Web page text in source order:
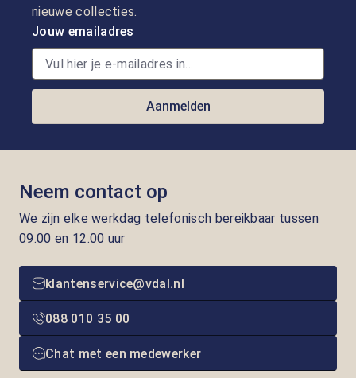
nieuwe collecties.
Jouw emailadres
Aanmelden
Neem contact op
We zijn elke werkdag telefonisch bereikbaar tussen
09.00 en 12.00 uur
klantenservice@vdal.nl
088 010 35 00
Chat met een medewerker